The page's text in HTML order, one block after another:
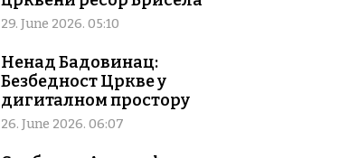
29. June 2026. 05:10
Ненад Бадовинац:
Безбедност Цркве у
дигиталном простору
26. June 2026. 06:07